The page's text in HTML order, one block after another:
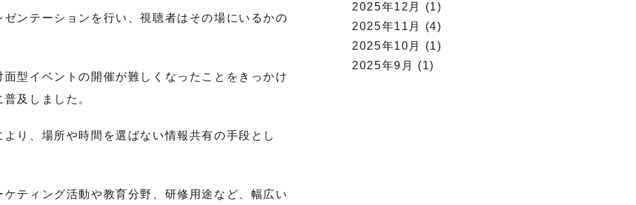
ンテーションを行い、視聴者はその場にいるかの
型イベントの開催が難しくなったことをきっかけ
及しました。
り、場所や時間を選ばない情報共有の手段とし
ティング活動や教育分野、研修用途など、幅広い
2025年12月
(1)
2025年11月
(4)
2025年10月
(1)
2025年9月
(1)